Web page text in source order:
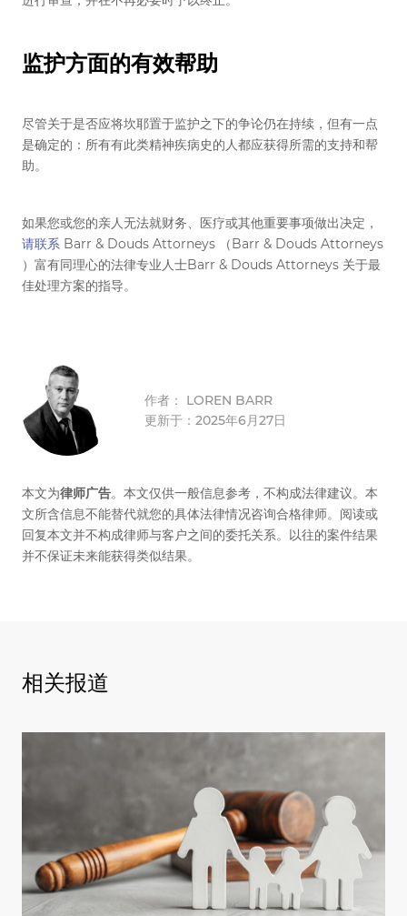
监护方面的有效帮助
尽管关于是否应将坎耶置于监护之下的争论仍在持续，但有一点
是确定的：所有有此类精神疾病史的人都应获得所需的支持和帮
助。
如果您或您的亲人无法就财务、医疗或其他重要事项做出决定，
请联系 Barr & Douds Attorneys （Barr & Douds Attorneys
）富有同理心的法律专业人士Barr & Douds Attorneys 关于最
佳处理方案的指导。
作者： LOREN BARR
更新于：2025年6月27日
本文为律师广告。本文仅供一般信息参考，不构成法律建议。本
文所含信息不能替代就您的具体法律情况咨询合格律师。阅读或
回复本文并不构成律师与客户之间的委托关系。以往的案件结果
并不保证未来能获得类似结果。
相关报道